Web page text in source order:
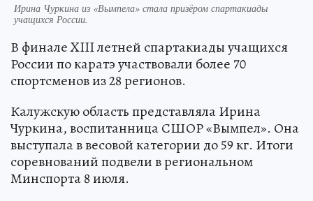
Ирина Чуркина из «Вымпела» стала призёром спартакиады
учащихся России.
В финале XIII летней спартакиады учащихся
России по каратэ участвовали более 70
спортсменов из 28 регионов.
Калужскую область представляла Ирина
Чуркина, воспитанница СШОР «Вымпел». Она
выступала в весовой категории до 59 кг. Итоги
соревнований подвели в региональном
Минспорта 8 июля.